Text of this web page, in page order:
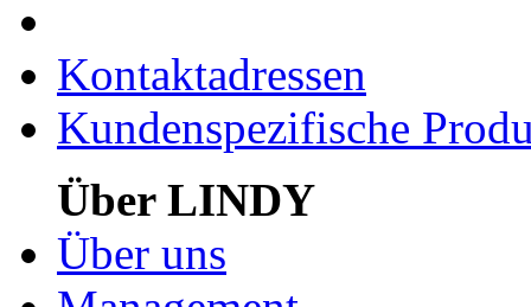
Kontaktadressen
Kundenspezifische
Über LINDY
Über uns